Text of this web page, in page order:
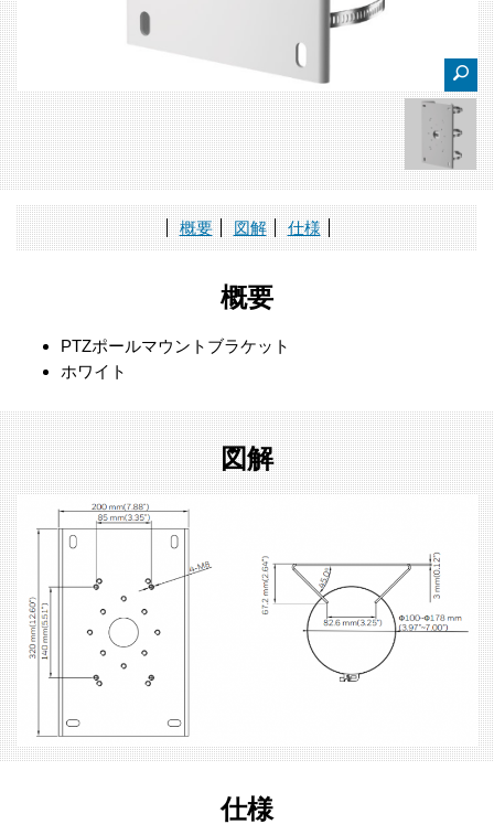
概要 図解 仕様
概要
PTZポールマウントブラケット
ホワイト
図解
仕様